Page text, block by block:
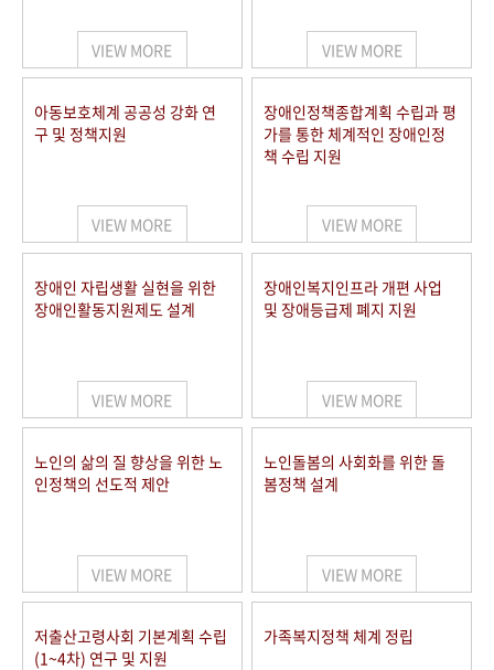
VIEW MORE VIEW MORE
아동보호체계 공공성 강화 연
구 및 정책지원
VIEW MORE
장애인정책종합계획 수립과 평
가를 통한 체계적인 장애인정
책 수립 지원
VIEW MORE
장애인 자립생활 실현을 위한
장애인활동지원제도 설계
VIEW MORE
장애인복지인프라 개편 사업
및 장애등급제 폐지 지원
VIEW MORE
노인의 삶의 질 향상을 위한 노
인정책의 선도적 제안
VIEW MORE
노인돌봄의 사회화를 위한 돌
봄정책 설계
VIEW MORE
저출산고령사회 기본계획 수립
(1~4차) 연구 및 지원
가족복지정책 체계 정립